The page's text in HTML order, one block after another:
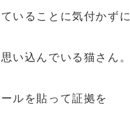
いることに気付かずに
い込んでいる猫さん。
ルを貼って証拠を